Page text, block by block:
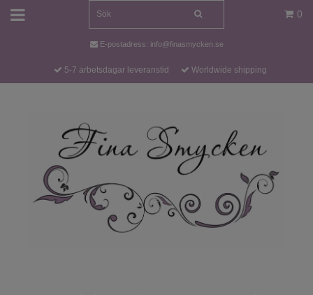
0
E-postadress: info@finasmycken.se
5-7 arbetsdagar leveranstid Worldwide shipping